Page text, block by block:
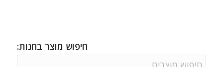
חיפוש מוצר בחנות: